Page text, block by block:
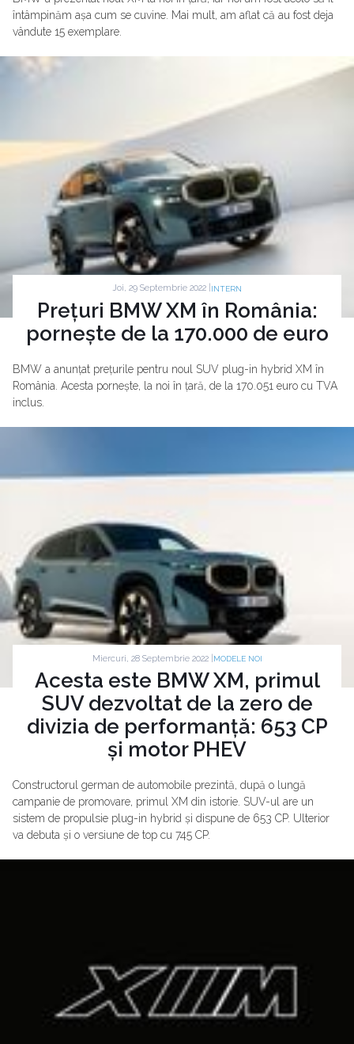
întâmpinăm așa cum se cuvine. Mai mult, am aflat că au fost deja
vândute 15 exemplare.
Joi, 29 Septembrie 2022 | INTERN
Prețuri BMW XM în România:
pornește de la 170.000 de euro
BMW a anunțat prețurile pentru noul SUV plug-in hybrid XM în
România. Acesta pornește, la noi în țară, de la 170.051 euro cu TVA
inclus.
Miercuri, 28 Septembrie 2022 | MODELE NOI
Acesta este BMW XM, primul
SUV dezvoltat de la zero de
divizia de performanță: 653 CP
și motor PHEV
Constructorul german de automobile prezintă, după o lungă
campanie de promovare, primul XM din istorie. SUV-ul are un
sistem de propulsie plug-in hybrid și dispune de 653 CP. Ulterior
va debuta și o versiune de top cu 745 CP.